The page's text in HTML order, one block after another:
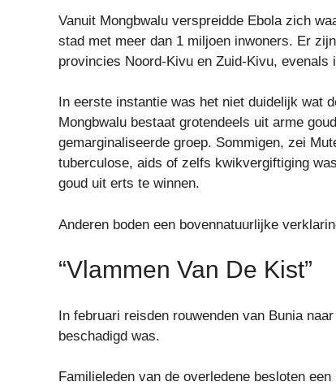
Vanuit Mongbwalu verspreidde Ebola zich
stad met meer dan 1 miljoen inwoners. Er
provincies Noord-Kivu en Zuid-Kivu,
In eerste instantie was het niet duidelijk wat
Mongbwalu bestaat grotendeels uit arme
gemarginaliseerde groep. Sommigen, zei
tuberculose, aids of zelfs kwikvergiftiging
goud uit erts te winnen.
Anderen boden een bovennatuurlijke
“Vlammen Van De Kist”
In februari reisden rouwenden van Bunia
beschadigd was.
Familieleden van de overledene besloten